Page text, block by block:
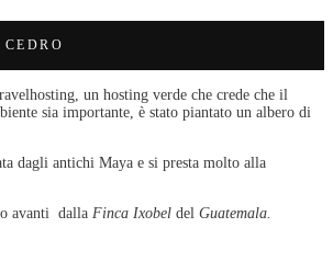
un hosting verde che crede che il
sia importante, è stato piantato un albero di
dagli antichi Maya e si presta molto alla
avanti dalla Finca Ixobel del Guatemala.